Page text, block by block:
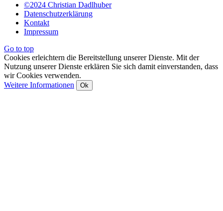
©2024 Christian Dadlhuber
Datenschutzerklärung
Kontakt
Impressum
Go to top
Cookies erleichtern die Bereitstellung unserer Dienste. Mit der
Nutzung unserer Dienste erklären Sie sich damit einverstanden, dass
wir Cookies verwenden.
Weitere Informationen
Ok